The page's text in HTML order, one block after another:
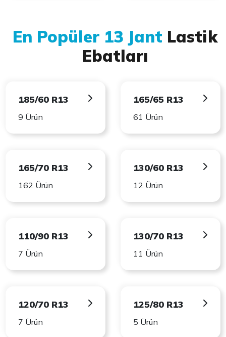
En Popüler 13 Jant Lastik
Ebatları
185/60 R13
9 Ürün
165/65 R13
61 Ürün
165/70 R13
162 Ürün
130/60 R13
12 Ürün
110/90 R13
7 Ürün
130/70 R13
11 Ürün
120/70 R13
7 Ürün
125/80 R13
5 Ürün